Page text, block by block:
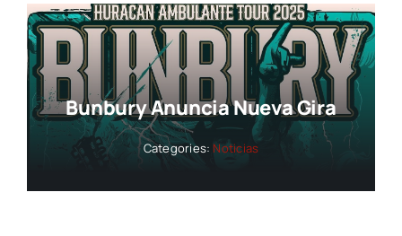
Bunbury Anuncia Nueva Gira
Categories: Noticias